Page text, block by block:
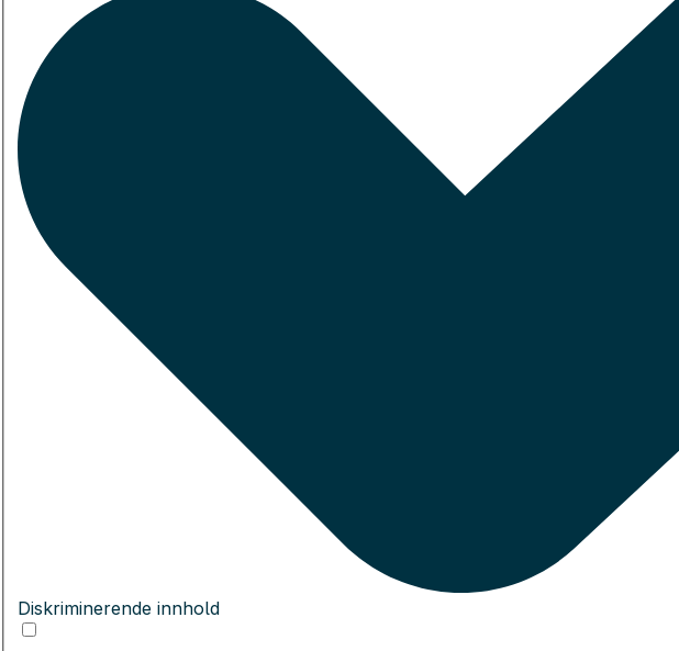
Diskriminerende innhold